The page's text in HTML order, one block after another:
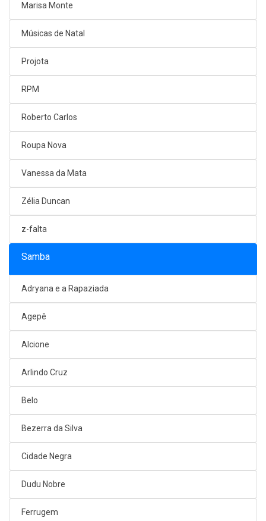
Marisa Monte
Músicas de Natal
Projota
RPM
Roberto Carlos
Roupa Nova
Vanessa da Mata
Zélia Duncan
z-falta
Samba
Adryana e a Rapaziada
Agepê
Alcione
Arlindo Cruz
Belo
Bezerra da Silva
Cidade Negra
Dudu Nobre
Ferrugem